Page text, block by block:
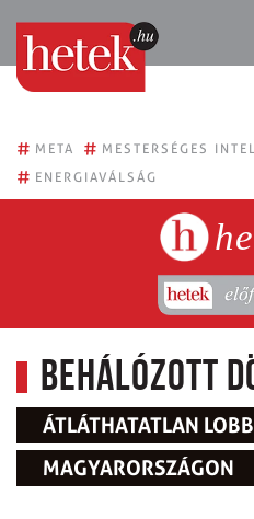
# META # MESTERSÉGES
# ENERGIAVÁLSÁG
Behálózott
ÁTLÁTHATATLAN
MAGYARORSZÁGON